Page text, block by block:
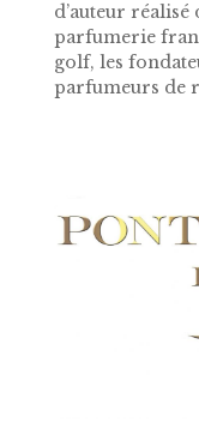
d’auteur
parfumerie
golf, les
parfumeurs de